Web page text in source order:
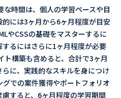
時間は、個人の学習ペースや目
には3ヶ月から6ヶ月程度が目安
やCSSの基礎をマスターするに
るにはさらに1ヶ月程度が必要
構築も含めると、合計で3ヶ月
に、実践的なスキルを身につけ
での案件獲得やポートフォリオ
すると、6ヶ月程度の学習期間